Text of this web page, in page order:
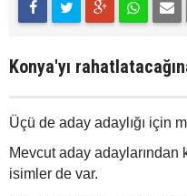
Konya'yı
Üçü de aday adaylığı için
Mevcut aday
isimler de var.